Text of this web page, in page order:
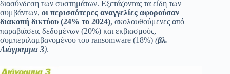
διασύνδεση των συστημάτων. Εξετάζοντας τα είδη των
συμβάντων, οι περισσότερες αναγγελίες αφορούσαν
διακοπή δικτύου (24% το 2024), ακολουθούμενες από
παραβιάσεις δεδομένων (20%) και εκβιασμούς,
συμπεριλαμβανομένου του ransomware (18%) (βλ.
Διάγραμμα 3).